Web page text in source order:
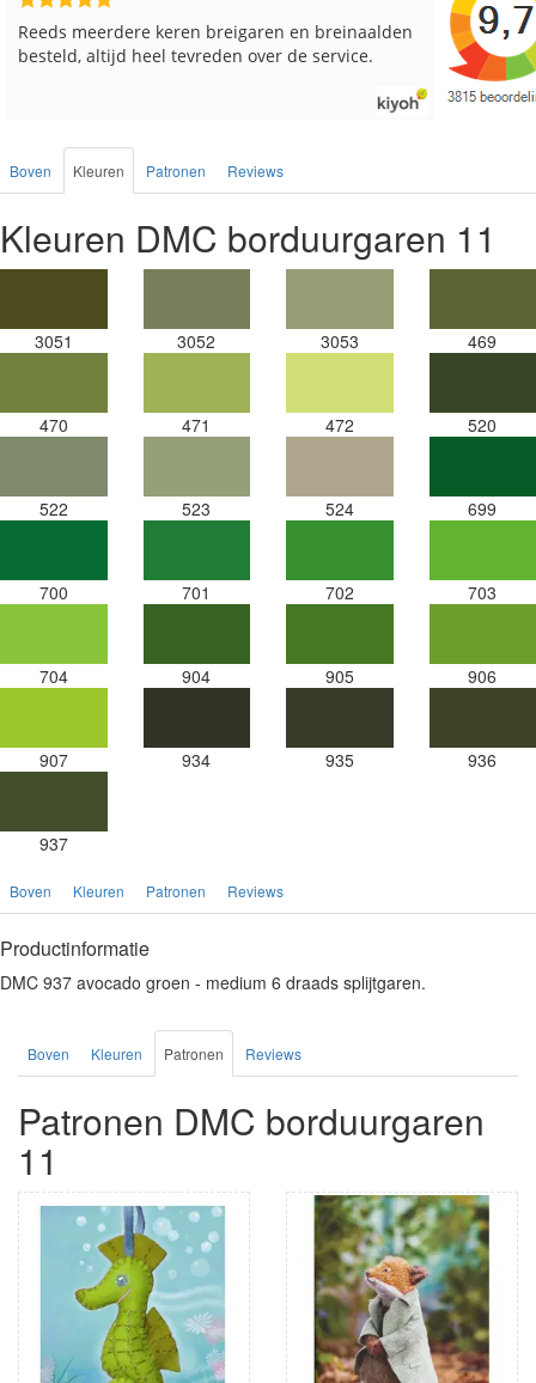
Reeds meerdere keren breigaren en breinaalden
besteld, altijd heel tevreden over de service.
Snelle
Boven Kleuren Patronen Reviews
Kleuren DMC borduurgaren 11
3051 3052 3053 469
470 471 472 520
522 523 524 699
700 701 702 703
704 904 905 906
907 934 935 936
937
Boven Kleuren Patronen Reviews
Productinformatie
DMC 937 avocado groen - medium 6 draads splijtgaren.
Boven Kleuren Patronen Reviews
Patronen DMC borduurgaren
11